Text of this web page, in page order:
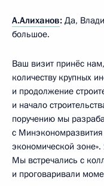
А.Алиханов: Да,
большое.
Ваш визит принёс
количеству крупных
и продолжение
и начало
поручению мы
с
экономической
Мы встречались с
и проговаривали